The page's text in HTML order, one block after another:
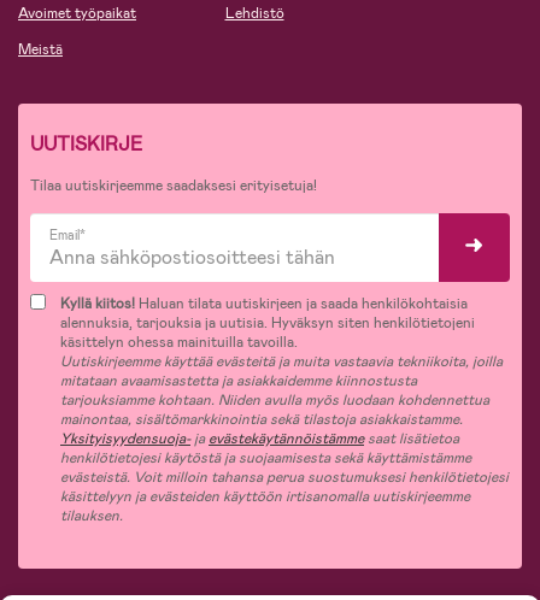
Avoimet työpaikat
Meistä
Lehdistö
UUTISKIRJE
Tilaa uutiskirjeemme saadaksesi erityisetuja!
Email*
Kyllä kiitos! Haluan tilata uutiskirjeen ja saada henkilökohtaisia
alennuksia, tarjouksia ja uutisia. Hyväksyn siten henkilötietojeni
käsittelyn ohessa mainituilla tavoilla.
Uutiskirjeemme käyttää evästeitä ja muita vastaavia tekniikoita, joilla
mitataan avaamisastetta ja asiakkaidemme kiinnostusta
tarjouksiamme kohtaan. Niiden avulla myös luodaan kohdennettua
mainontaa, sisältömarkkinointia sekä tilastoja asiakkaistamme.
Yksityisyydensuoja-jaevästekäytännöistämmesaat lisätietoa
henkilötietojesi käytöstä ja suojaamisesta sekä käyttämistämme
evästeistä. Voit milloin tahansa perua suostumuksesi henkilötietojesi
käsittelyyn ja evästeiden käyttöön irtisanomalla uutiskirjeemme
tilauksen.